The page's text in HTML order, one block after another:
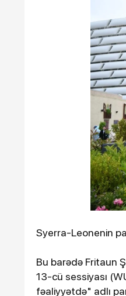
Syerra-Leonenin
Bu barədə Fritaun
13-cü sessiyası
fəaliyyətdə" adlı
öldü